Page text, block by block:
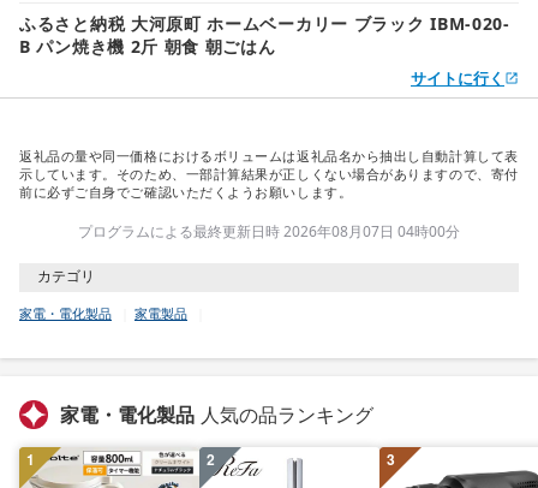
ふるさと納税 大河原町 ホームベーカリー ブラック IBM-020-
B パン焼き機 2斤 朝食 朝ごはん
サイトに行く
返礼品の量や同一価格におけるボリュームは返礼品名から抽出し自動計算して表
示しています。そのため、一部計算結果が正しくない場合がありますので、寄付
前に必ずご自身でご確認いただくようお願いします。
プログラムによる最終更新日時 2026年08月07日 04時00分
カテゴリ
家電・電化製品 家電製品
家電・電化製品 人気の品ランキング
1 2 3